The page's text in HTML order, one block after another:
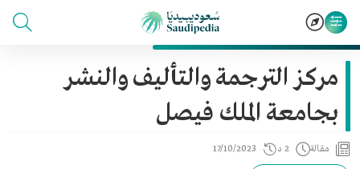
مركز الترجمة والتأليف والنشر
بجامعة الملك فيصل
مقالة 2 د 17/10/2023